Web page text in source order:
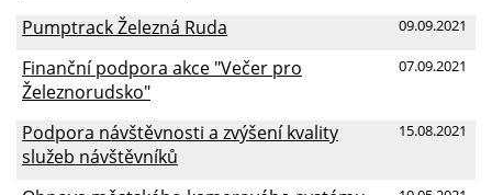
09.09.2021
Pumptrack Železná Ruda
07.09.2021
Finanční podpora akce "Večer pro
Železnorudsko"
15.08.2021
Podpora návštěvnosti a zvýšení kvality
služeb návštěvníků